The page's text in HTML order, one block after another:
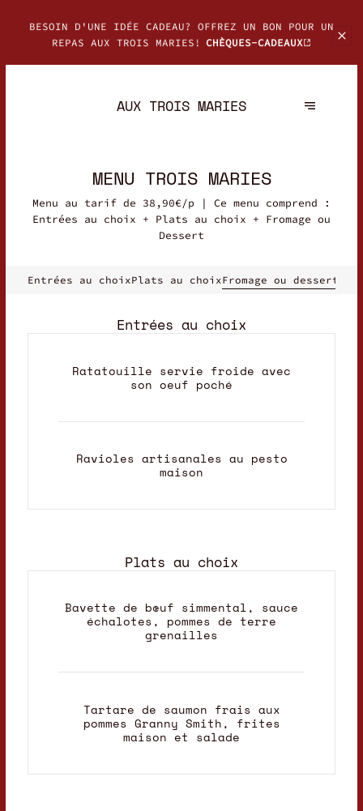
BESOIN D'UNE IDÉE CADEAU? OFFREZ UN BON POUR UN
REPAS AUX TROIS MARIES! CHÈQUES-CADEAUX
AUX TROIS MARIES
MENU TROIS MARIES
Menu au tarif de 38,90€/p | Ce menu comprend :
Entrées au choix + Plats au choix + Fromage ou
Dessert
Entrées au choixPlats au choixFromage ou dessert
Entrées au choix
Ratatouille servie froide avec
son oeuf poché
Ravioles artisanales au pesto
maison
Plats au choix
Bavette de bœuf simmental, sauce
échalotes, pommes de terre
grenailles
Tartare de saumon frais aux
pommes Granny Smith, frites
maison et salade